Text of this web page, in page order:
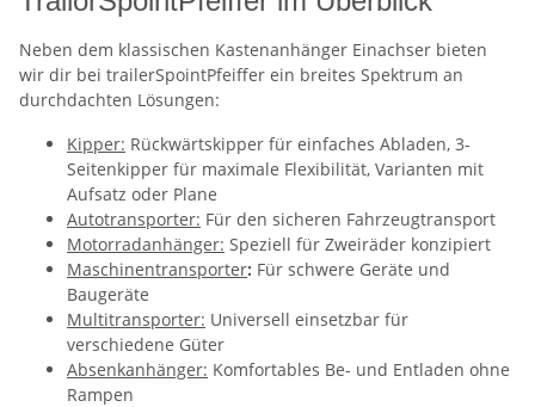
Neben dem klassischen Kastenanhänger Einachser bieten
wir dir bei trailerSpointPfeiffer ein breites Spektrum an
durchdachten Lösungen:
Kipper: Rückwärtskipper für einfaches Abladen, 3-
Seitenkipper für maximale Flexibilität, Varianten mit
Aufsatz oder Plane
Autotransporter: Für den sicheren Fahrzeugtransport
Motorradanhänger: Speziell für Zweiräder konzipiert
Maschinentransporter: Für schwere Geräte und
Baugeräte
Multitransporter: Universell einsetzbar für
verschiedene Güter
Absenkanhänger: Komfortables Be- und Entladen ohne
Rampen